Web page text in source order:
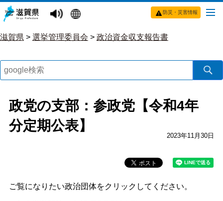
防災・災害情報
滋賀県 > 選挙管理委員会 > 政治資金収支報告書
政党の支部：参政党【令和4年
分定期公表】
2023年11月30日
ご覧になりたい政治団体をクリックしてください。